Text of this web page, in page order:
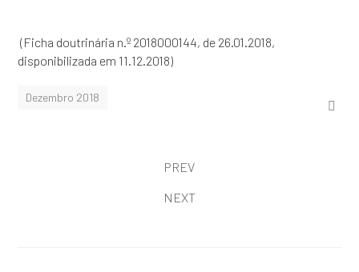
(Ficha doutrinária n.º 2018000144, de 26.01.2018,
disponibilizada em 11.12.2018)
Dezembro 2018
PREV
NEXT